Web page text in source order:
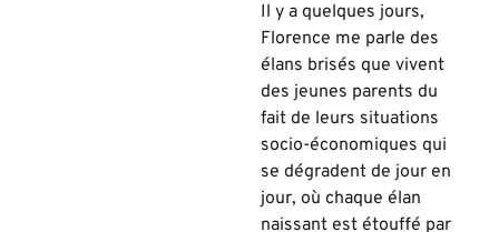
Il y a quelques jours,
Florence me parle des
élans brisés que vivent
des jeunes parents du
fait de leurs situations
socio-économiques qui
se dégradent de jour en
jour, où chaque élan
naissant est étouffé par